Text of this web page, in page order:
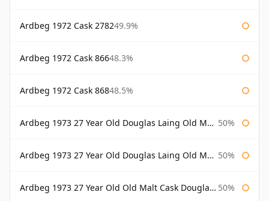
Ardbeg 1972 Cask 278249.9%
Ardbeg 1972 Cask 86648.3%
Ardbeg 1972 Cask 86848.5%
Ardbeg 1973 27 Year Old Douglas Laing Old Malt Cask 50%
Ardbeg 1973 27 Year Old Douglas Laing Old Malt Cask Bottled 2000 50%
Ardbeg 1973 27 Year Old Old Malt Cask Douglas Laing 50%